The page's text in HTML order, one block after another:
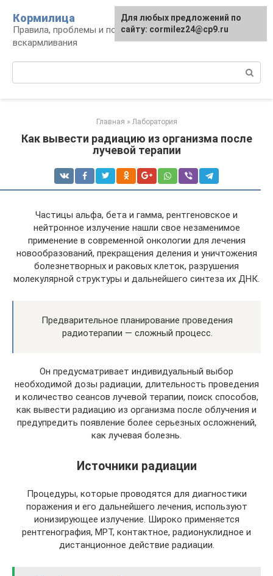
контенту
Кормилица
Правила, проблемы и польза грудного
вскармливания
Главная » Лаборатория
Как вывести радиацию из организма после
лучевой терапии
Частицы альфа, бета и гамма, рентгеновское и
нейтронное излучение нашли свое незаменимое
применение в современной онкологии для лечения
новообразований, прекращения деления и уничтожения
болезнетворных и раковых клеток, разрушения
молекулярной структуры и дальнейшего синтеза их ДНК.
Предварительное планирование проведения
радиотерапии — сложный процесс.
Он предусматривает индивидуальный выбор
необходимой дозы радиации, длительность проведения
и количество сеансов лучевой терапии, поиск способов,
как вывести радиацию из организма после облучения и
предупредить появление более серьезных осложнений,
как лучевая болезнь.
Источники радиации
Процедуры, которые проводятся для диагностики
поражения и его дальнейшего лечения, используют
ионизирующее излучение. Широко применяется
рентгенография, МРТ, контактное, радионуклидное и
дистанционное действие радиации.
Для любых предложений по
сайту: cormilez24@cp9.ru